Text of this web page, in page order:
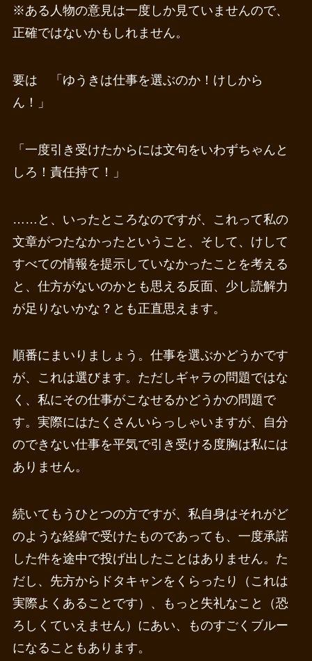
※ある人物の意見は一度しか見ていませんので、
正確ではないかもしれません。
要は 「ゆうきは仕事を選ぶのか！けしから
ん！」
「一度引き受けたからには文句をいわずちゃんと
しろ！責任持て！」
……と、いったところなのですが、これって私の
文章がつたなかったということ、そして、けして
すべての情報を提示していなかったことを考える
と、仕方がないのかとも思える反面、少し読解力
が足りないかな？とも正直思えます。
順番にまいりましょう。仕事を選ぶかどうかです
が、これは選びます。ただしギャラの問題ではな
く、私にその仕事がこなせるかどうかの問題で
す。実際にはたくさんいらっしゃいますが、自分
のできない仕事を平気で引き受ける度胸は私には
ありません。
続いてもうひとつの方ですが、私自身はそれがど
のような経緯で受けたものであっても、一度承諾
した件を途中で投げ出したことはありません。た
だし、先方からドタキャンをくらったり（これは
実際よくあることです）、もっと失礼なこと（恐
ろしくていえません）にあい、ものすごくブルー
になることもあります。